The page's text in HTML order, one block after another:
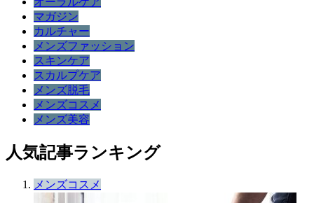
マガジン
カルチャー
メンズファッション
スキンケア
スカルプケア
メンズ脱毛
メンズコスメ
メンズ美容
人気記事ランキング
メンズコスメ